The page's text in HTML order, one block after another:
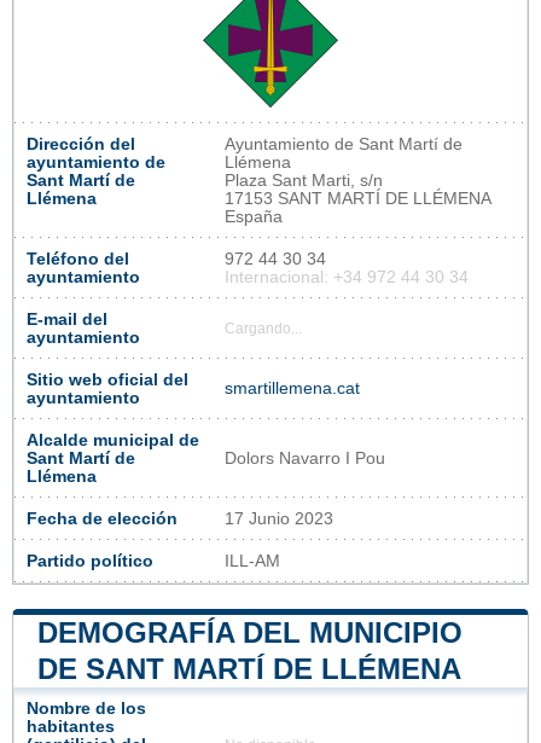
Dirección del
ayuntamiento de
Sant Martí de
Llémena
Ayuntamiento de Sant Martí de
Llémena
Plaza Sant Marti, s/n
17153 SANT MARTÍ DE LLÉMENA
España
Teléfono del
ayuntamiento
972 44 30 34
Internacional: +34 972 44 30 34
E-mail del
ayuntamiento
Cargando...
Sitio web oficial del
ayuntamiento
smartillemena.cat
Alcalde municipal de
Sant Martí de
Llémena
Dolors Navarro I Pou
Fecha de elección 17 Junio 2023
Partido político ILL-AM
DEMOGRAFÍA DEL MUNICIPIO
DE SANT MARTÍ DE LLÉMENA
Nombre de los
habitantes